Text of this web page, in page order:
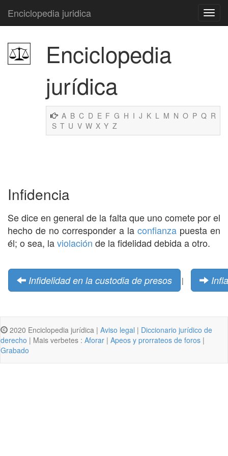
Enciclopedia juridica
Enciclopedia
jurídica
A B C D E F G H I J K L M N O P Q R
S T U V W X Y Z
Infidencia
Se dice en general de la falta que uno comete por el
hecho de no corresponder a la confianza puesta en
él; o sea, laviolación de la fidelidad debida a otro.
Infidelidad en la custodia de presos |
2020 Enciclopedia jurídica | Aviso legal | Diccionario jurídico de
derecho | Mais verbetes : Aforar | Apeos y prorrateos de foros |
Grabado